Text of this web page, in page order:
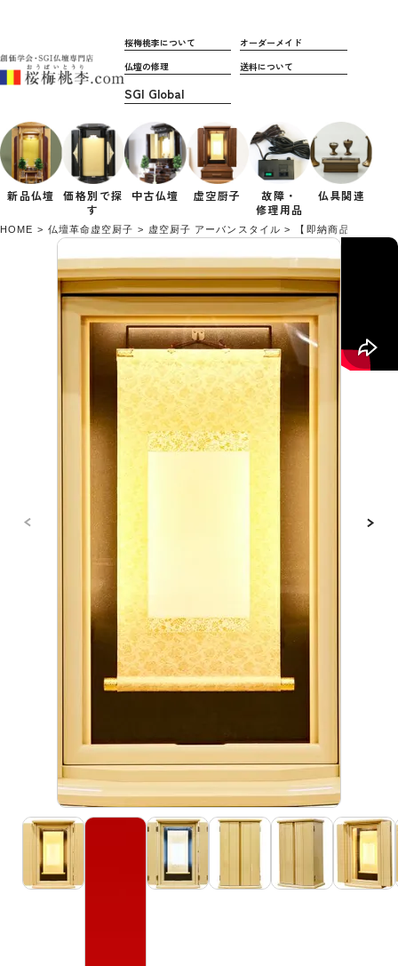
桜梅桃李について
オーダーメイド
仏壇の修理
送料について
新品仏壇 価格別で探
す
中古仏壇 虚空厨子
故障・
修理用品
仏具関連
HOME 仏壇革命虚空厨子 虚空厨子 アーバンスタイル 【即納商品】「虚